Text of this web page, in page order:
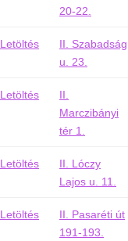
20-22.
Letöltés
II. Szabadság
u. 23.
Letöltés
II.
Marczibányi
tér 1.
Letöltés
II. Lóczy
Lajos u. 11.
Letöltés
II. Pasaréti út
191-193.